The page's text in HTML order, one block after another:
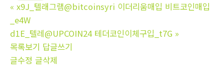
« x9J_텔래그램@bitcoinsyri 이더리움매입 비트코인매입
_e4W
d1E_텔레@UPCOIN24 테더코인이체구입_t7G »
목록보기 답글쓰기
글수정 글삭제